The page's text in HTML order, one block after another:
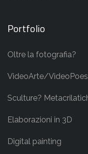
Portfolio
Oltre la fotografia?
VideoArte/
Sculture?
Elaborazioni in 3D
Digital painting